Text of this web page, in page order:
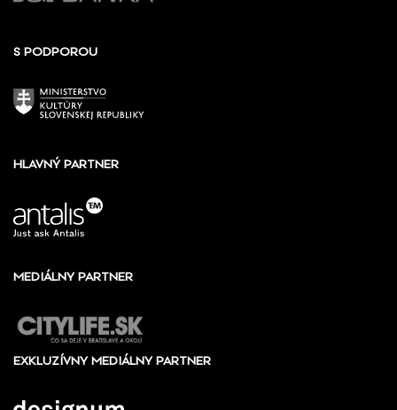
S PODPOROU
HLAVNÝ PARTNER
MEDIÁLNY PARTNER
EXKLUZÍVNY MEDIÁLNY PARTNER